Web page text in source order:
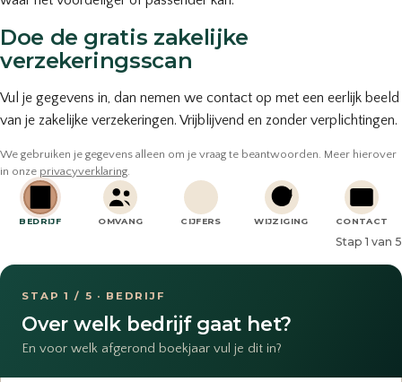
Doe de gratis zakelijke
verzekeringsscan
Vul je gegevens in, dan nemen we contact op met een eerlijk beeld
van je zakelijke verzekeringen. Vrijblijvend en zonder verplichtingen.
We gebruiken je gegevens alleen om je vraag te beantwoorden. Meer hierover
in onze privacyverklaring.
BEDRIJF OMVANG CIJFERS WIJZIGING CONTACT
Stap 1 van 5
STAP 1 / 5 · BEDRIJF
Over welk bedrijf gaat het?
En voor welk afgerond boekjaar vul je dit in?